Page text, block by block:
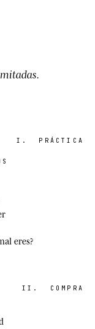
I. PRÁCTICA
eres?
II. COMPRA